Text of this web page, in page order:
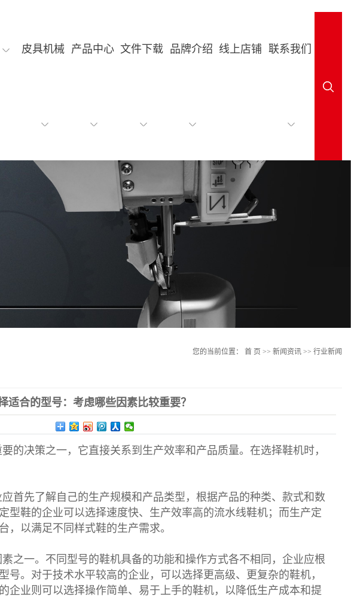
皮具机械 产品中心 文件下载 品牌介绍 线上店铺 联系我们
您的当前位置： 首 页 >> 新闻资讯 >> 行业新闻
适合的型号：考虑哪些因素比较重要？
的决策之一，它直接关系到生产效率和产品质量。在选择鞋机时，
首先了解自己的生产规模和产品类型，根据产品的种类、款式和数
型鞋的企业可以选择速度快、生产效率高的流水线鞋机；而生产定
，以满足不同样式鞋的生产需求。
之一。不同型号的鞋机具备的功能和操作方式各不相同，企业应根
。对于技术水平较高的企业，可以选择更高级、更复杂的鞋机，
企业则可以选择操作简单、易于上手的鞋机，以降低生产成本和提